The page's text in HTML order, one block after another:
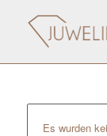
Es wurden